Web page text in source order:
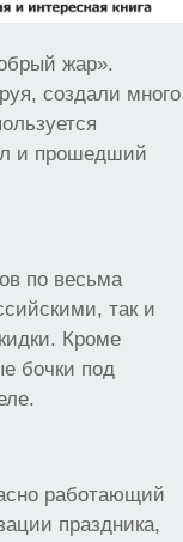
жар».
создали много
и прошедший
по весьма
так и
Кроме
бочки под
работающий
праздника,